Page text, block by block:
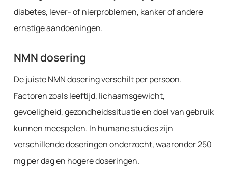
diabetes, lever- of nierproblemen, kanker of andere
ernstige aandoeningen.
NMN dosering
De juiste NMN dosering verschilt per persoon.
Factoren zoals leeftijd, lichaamsgewicht,
gevoeligheid, gezondheidssituatie en doel van gebruik
kunnen meespelen. In humane studies zijn
verschillende doseringen onderzocht, waaronder 250
mg per dag en hogere doseringen.